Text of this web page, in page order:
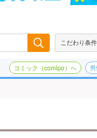
こだわり条件
コミック（comipo）へ